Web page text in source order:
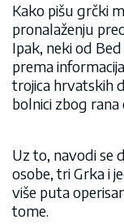
Kako pišu grčki
pronalaženju
Ipak, neki od
prema
trojica hrvatskih
bolnici zbog rana
Uz to, navodi se
osobe, tri Grka i
više puta
tome.